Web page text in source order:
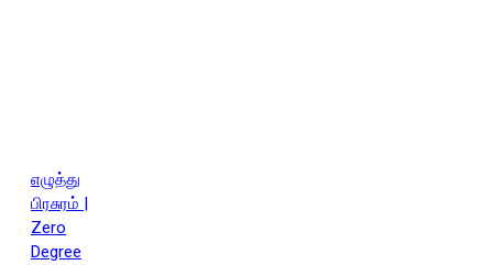
எழுத்து
பிரசுரம் |
Zero
Degree